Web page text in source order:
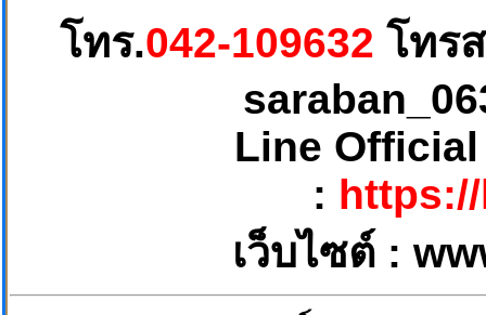
โทร.042-109632 โทร
Line
:
เว็บไซต์ :